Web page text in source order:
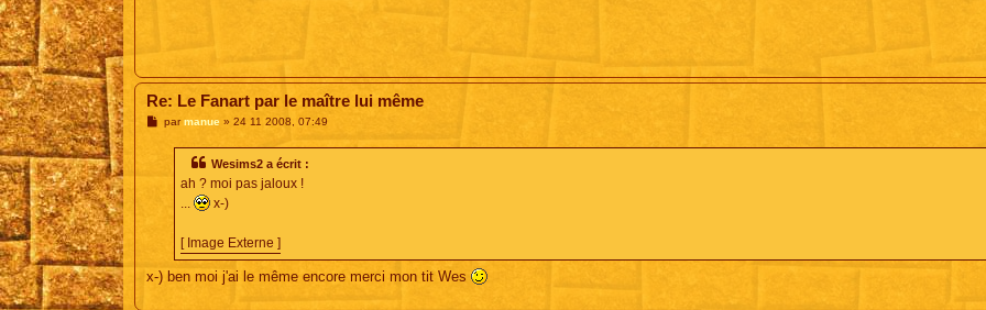
Re: Le Fanart par le maître lui même
Mparmanue» 24 11 2008, 07:49
Wesims2 a écrit :
ah ? moi pas jaloux !
...
x-)
[ Image Externe ]
x-) ben moi j'ai le même encore merci mon tit Wes